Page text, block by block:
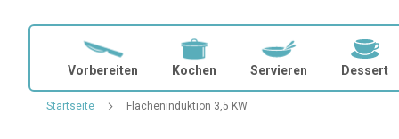
Vorbereiten Kochen Servieren Dessert
Startseite Flächeninduktion 3,5 KW